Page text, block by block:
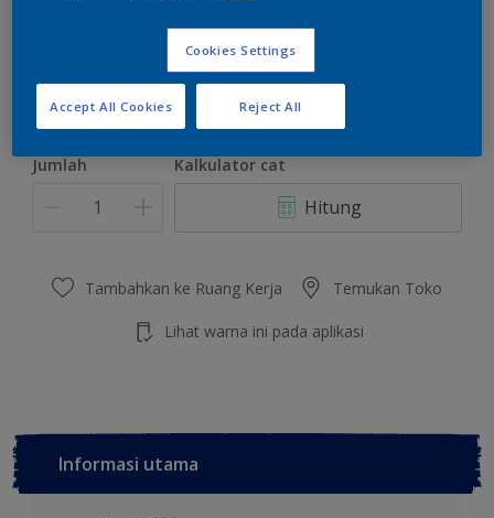
2.5 L
Jumlah Kalkulator cat
Hitung
Tambahkan ke Ruang Kerja Temukan Toko
Lihat warna ini pada aplikasi
Informasi utama
Cookies Settings
Reject All
Accept All Cookies